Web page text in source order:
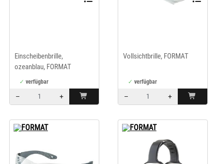
Einscheibenbrille,
ozeanblau, FORMAT
verfügbar
–
+
Vollsichtbrille, FORMAT
verfügbar
–
+